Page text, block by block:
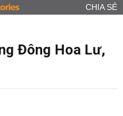
CHIA SẺ
Đông Hoa Lư,